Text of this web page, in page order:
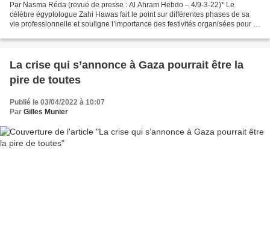
Par Nasma Réda (revue de presse : Al Ahram Hebdo – 4/9-3-22)* Le
célèbre égyptologue Zahi Hawas fait le point sur différentes phases de sa
vie professionnelle et souligne l’importance des festivités organisées pour la
La crise qui s’annonce à Gaza pourrait être la
pire de toutes
Publié le 03/04/2022 à 10:07
Par Gilles Munier